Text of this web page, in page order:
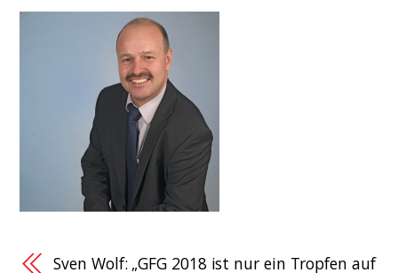
Sven Wolf: „GFG 2018 ist nur ein Tropfen auf